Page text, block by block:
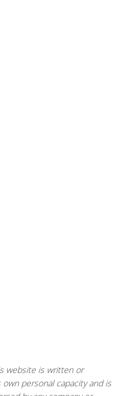
website is written or
personal capacity and is